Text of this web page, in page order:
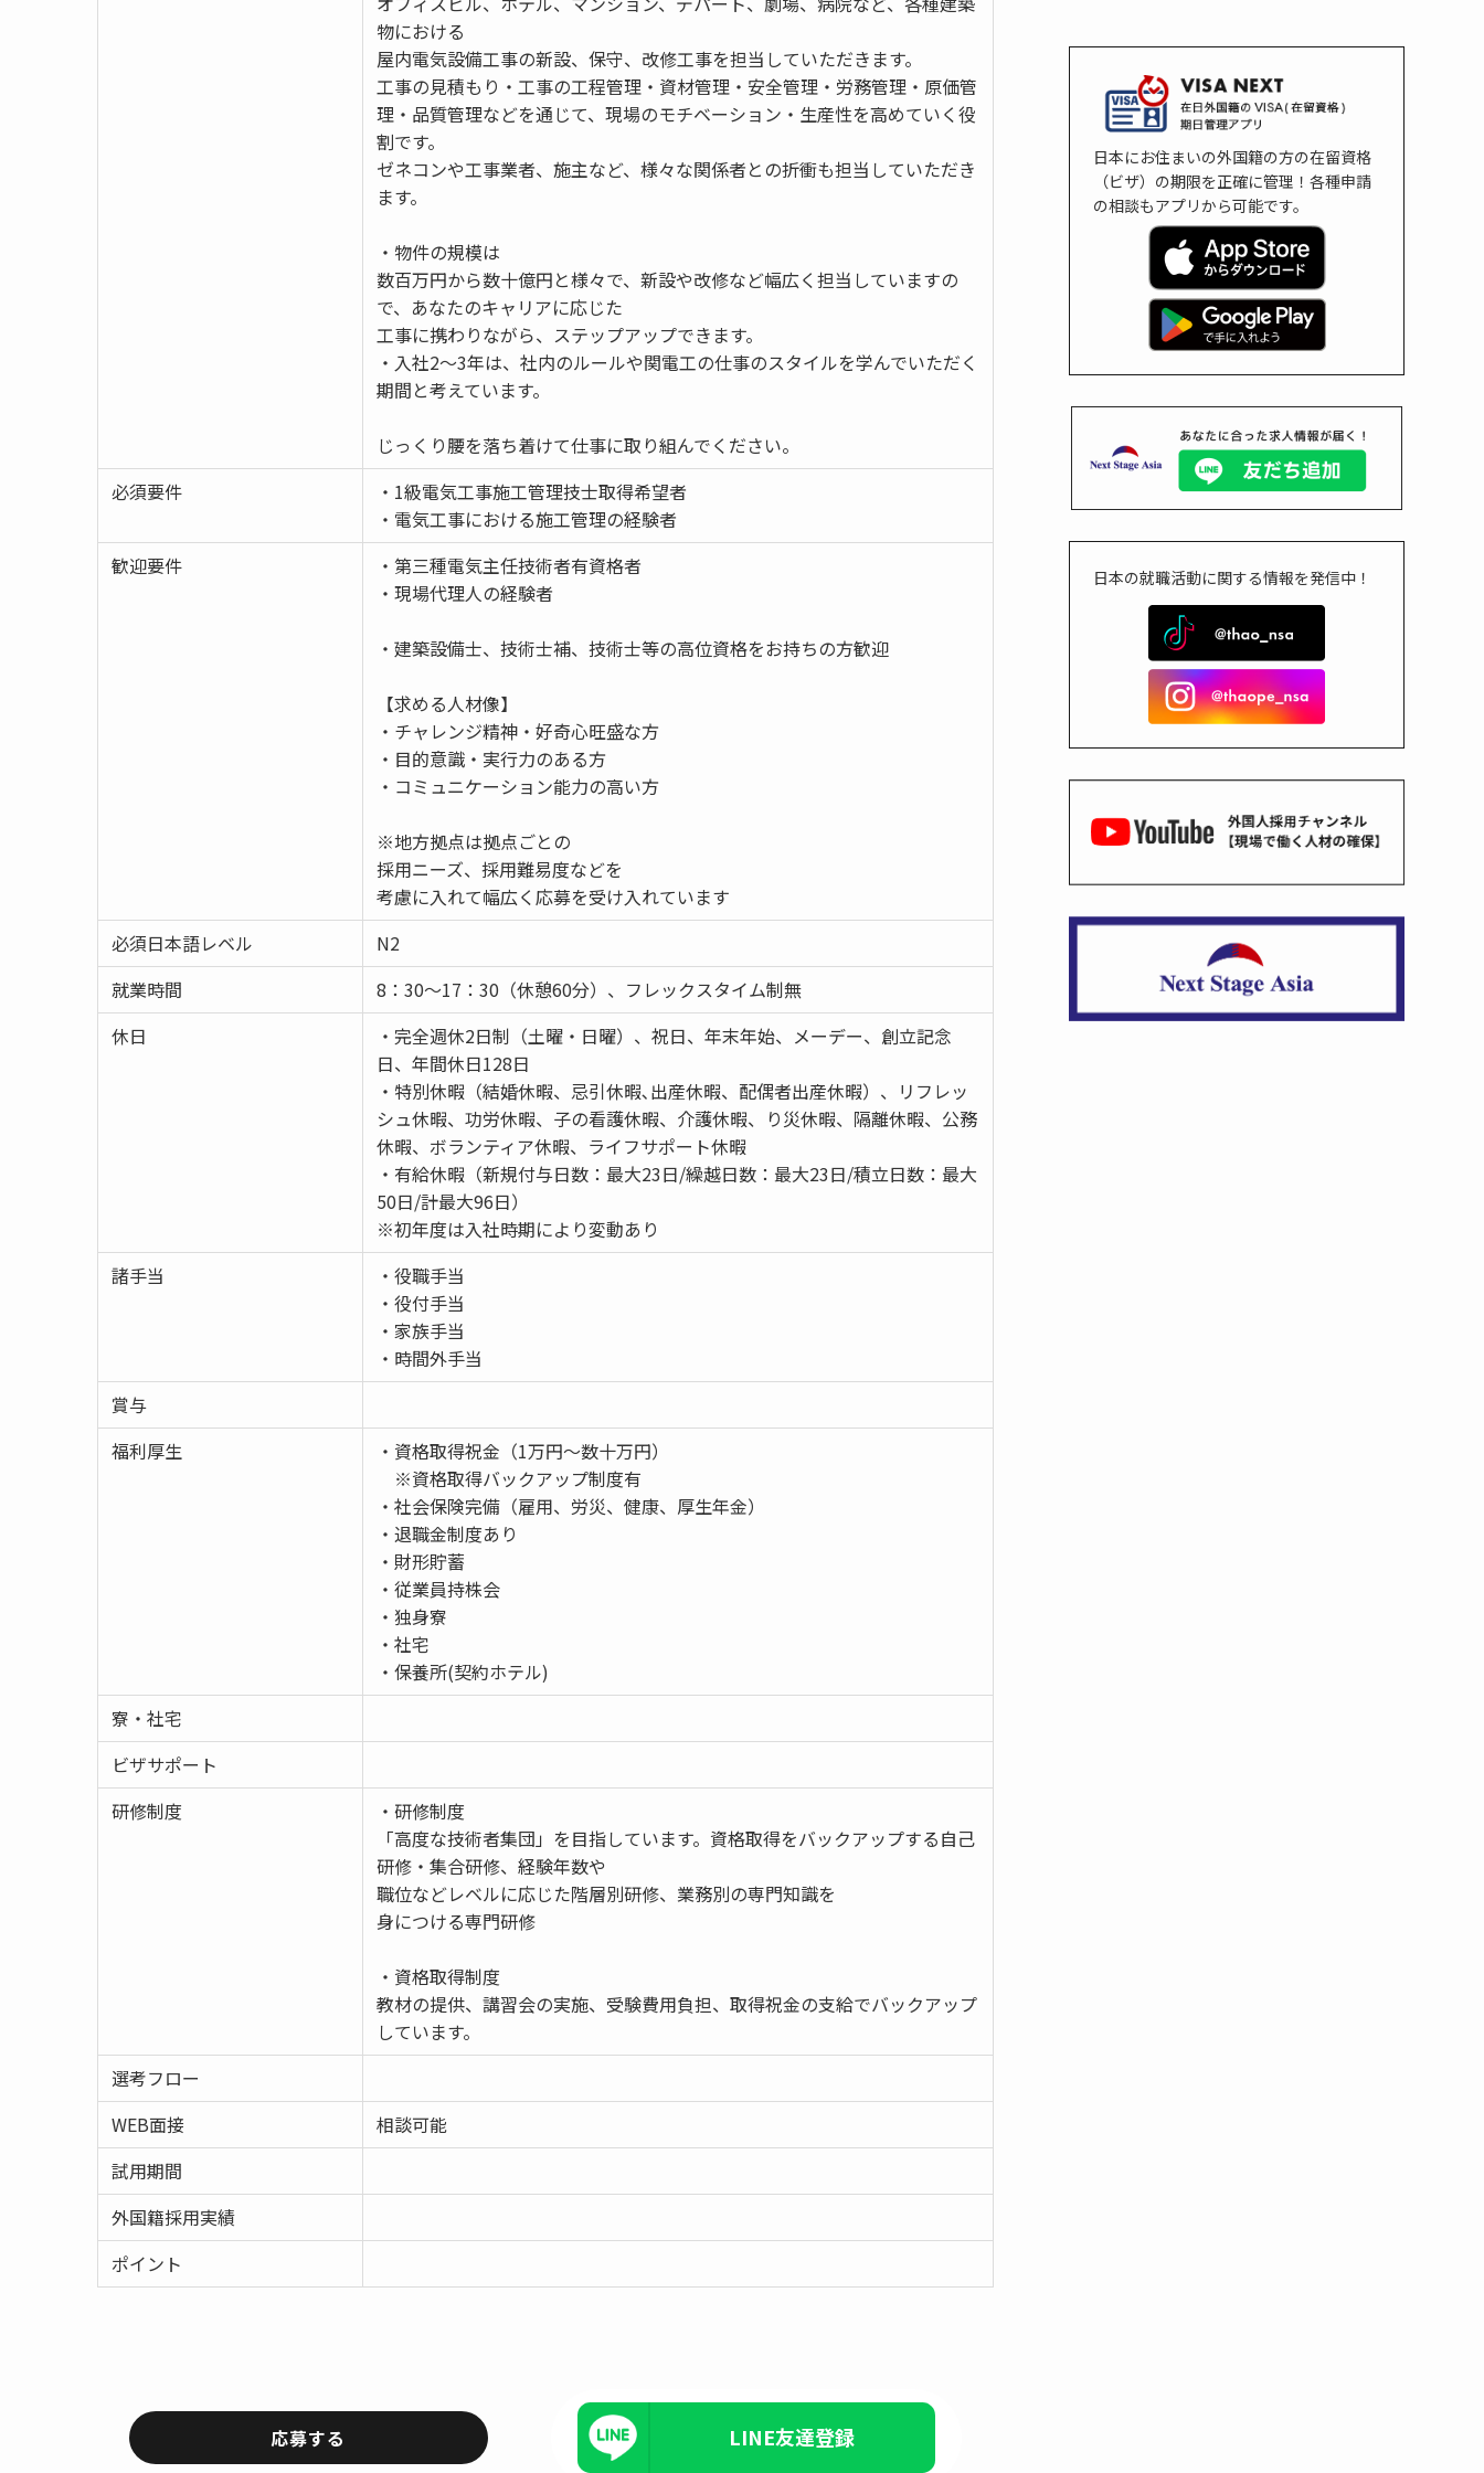
物における
屋内電気設備工事の新設、保守、改修工事を担当していただきます。
工事の見積もり・工事の工程管理・資材管理・安全管理・労務管理・原価管
理・品質管理などを通じて、現場のモチベーション・生産性を高めていく役
割です。
ゼネコンや工事業者、施主など、様々な関係者との折衝も担当していただき
ます。
・物件の規模は
数百万円から数十億円と様々で、新設や改修など幅広く担当していますの
で、あなたのキャリアに応じた
工事に携わりながら、ステップアップできます。
・入社2〜3年は、社内のルールや関電工の仕事のスタイルを学んでいただく
期間と考えています。
じっくり腰を落ち着けて仕事に取り組んでください。
必須要件
・1級電気工事施工管理技士取得希望者
・電気工事における施工管理の経験者
歓迎要件
・第三種電気主任技術者有資格者
・現場代理人の経験者
・建築設備士、技術士補、技術士等の高位資格をお持ちの方歓迎
【求める人材像】
・チャレンジ精神・好奇心旺盛な方
・目的意識・実行力のある方
・コミュニケーション能力の高い方
※地方拠点は拠点ごとの
採用ニーズ、採用難易度などを
考慮に入れて幅広く応募を受け入れています
必須日本語レベル
N2
就業時間
8：30〜17：30（休憩60分）、フレックスタイム制無
休日
・完全週休2日制（土曜・日曜）、祝日、年末年始、メーデー、創立記念
日、年間休日128日
・特別休暇（結婚休暇、忌引休暇､出産休暇、配偶者出産休暇）、リフレッ
シュ休暇、功労休暇、子の看護休暇、介護休暇、り災休暇、隔離休暇、公務
休暇、ボランティア休暇、ライフサポート休暇
・有給休暇（新規付与日数：最大23日/繰越日数：最大23日/積立日数：最大
50日/計最大96日）
※初年度は入社時期により変動あり
諸手当
・役職手当
・役付手当
・家族手当
・時間外手当
賞与
福利厚生
・資格取得祝金（1万円〜数十万円）
※資格取得バックアップ制度有
・社会保険完備（雇用、労災、健康、厚生年金）
・退職金制度あり
・財形貯蓄
・従業員持株会
・独身寮
・社宅
・保養所(契約ホテル)
寮・社宅
ビザサポート
研修制度
・研修制度
「高度な技術者集団」を目指しています。資格取得をバックアップする自己
研修・集合研修、経験年数や
職位などレベルに応じた階層別研修、業務別の専門知識を
身につける専門研修
・資格取得制度
教材の提供、講習会の実施、受験費用負担、取得祝金の支給でバックアップ
しています。
選考フロー
WEB面接
相談可能
試用期間
外国籍採用実績
ポイント
応募する LINE友達登録
日本にお住まいの外国籍の方の在留資格
（ビザ）の期限を正確に管理！各種申請
の相談もアプリから可能です。
日本の就職活動に関する情報を発信中！